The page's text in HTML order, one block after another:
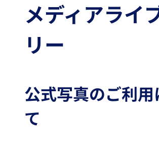
メディアライ
リー
公式写真のご利
て